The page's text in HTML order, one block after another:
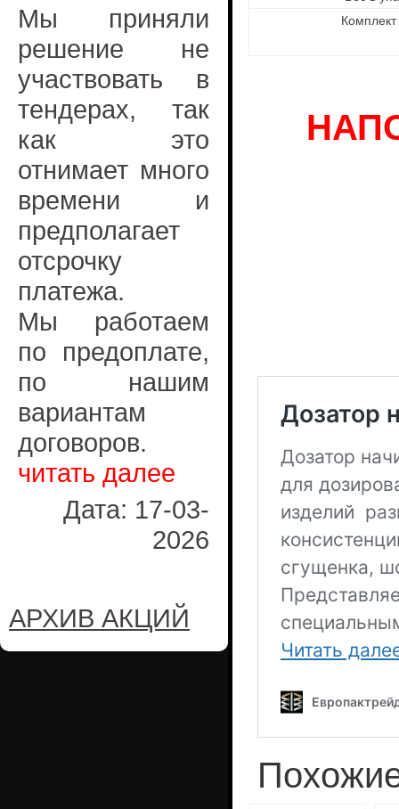
Мы приняли
решение не
участвовать в
тендерах, так
как это
отнимает много
времени и
предполагает
отсрочку
платежа.
Мы работаем
по предоплате,
по нашим
вариантам
договоров.
читать далее
Дата: 17-03-
2026
АРХИВ АКЦИЙ
Комплект